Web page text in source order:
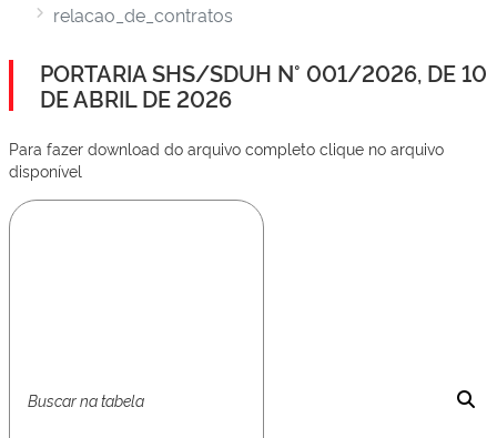
relacao_de_contratos
PORTARIA SHS/SDUH N° 001/2026, DE 10
DE ABRIL DE 2026
Para fazer download do arquivo completo clique no arquivo
disponível